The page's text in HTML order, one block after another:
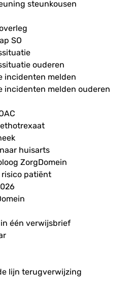
steunkousen
SO
ouderen
incidenten melden
incidenten melden ouderen
huisarts
ZorgDomein
risico patiënt
één verwijsbrief
lijn terugverwijzing